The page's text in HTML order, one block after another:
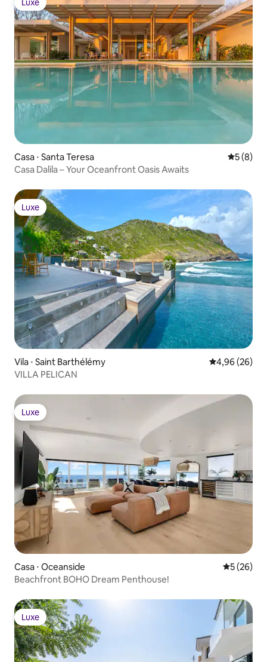
Luxe
Luxe
Casa ⋅ Santa Teresa 5 de
5 (8)
Casa Dalila – Your Oceanfront Oasis Awaits
Luxe
Luxe
Vila ⋅ Saint Barthélémy 4,96 de uma
4,96 (26)
VILLA PELICAN
Luxe
Luxe
Casa ⋅ Oceanside 5 de uma
5 (26)
Beachfront BOHO Dream Penthouse!
Luxe
Luxe